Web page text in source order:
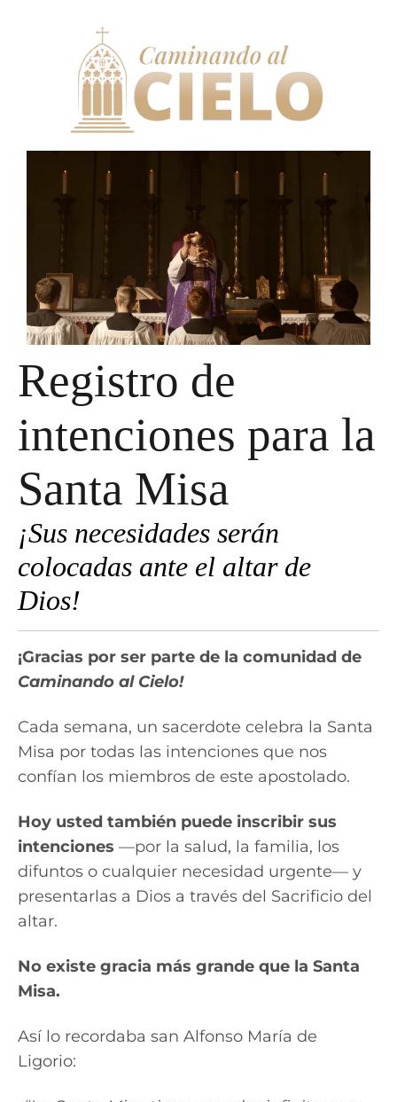
Registro de
intenciones para la
Santa Misa
¡Sus necesidades serán
colocadas ante el altar de
Dios!
¡Gracias por ser parte de la comunidad de
Caminando al Cielo!
Cada semana, un sacerdote celebra la Santa
Misa por todas las intenciones que nos
confían los miembros de este apostolado.
Hoy usted también puede inscribir sus
intenciones —por la salud, la familia, los
difuntos o cualquier necesidad urgente— y
presentarlas a Dios a través del Sacrificio del
altar.
No existe gracia más grande que la Santa
Misa.
Así lo recordaba san Alfonso María de
Ligorio: